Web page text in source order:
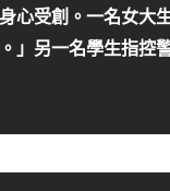
心受創。一名女大
」另一名學生指控